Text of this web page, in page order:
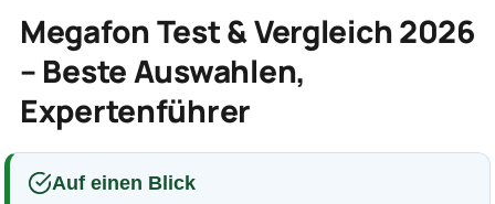
Mode
Wohnen
Service
Megafon Test & Vergleich 2026
– Beste Auswahlen,
Expertenführer
Auf einen Blick